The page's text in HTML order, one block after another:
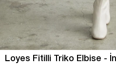
Loyes Fitilli Triko Elbise -